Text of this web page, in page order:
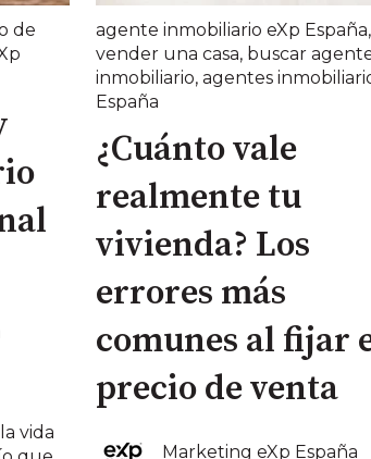
de
vida
agente inmobiliario eXp España,
vender una casa, buscar
inmobiliario, agentes
España
¿Cuánto vale
realmente tu
vivienda? Los
errores más
comunes al fijar
precio de venta
Marketing eXp España